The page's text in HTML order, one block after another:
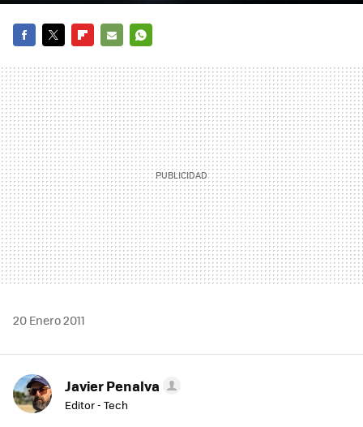
MAIL
20 Enero 2011
Javier Penalva
Editor - Tech